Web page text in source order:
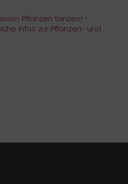
Pflanzen tanzen! -
Infos zur Pflanzen- und